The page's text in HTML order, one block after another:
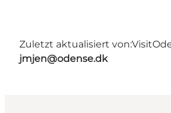
Zuletzt aktualisiert von:
jmjen@odense.dk